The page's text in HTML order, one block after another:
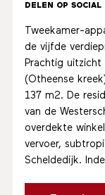
DELEN OP SOCIAL
Tweekamer-
de vijfde
Prachtig uitzicht
(Otheense
137 m2. De
van de
overdekte
vervoer,
Scheldedijk.